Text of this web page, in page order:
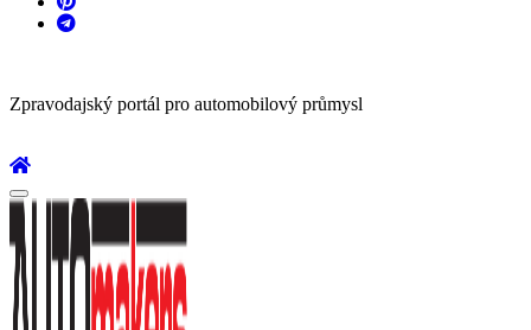
Zpravodajský portál pro automobilový průmysl